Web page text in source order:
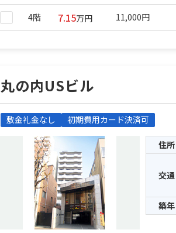
4階 7.15万円 11,000円
丸の内USビル
敷金礼金なし 初期費用カード決済可
住所
交通
築年